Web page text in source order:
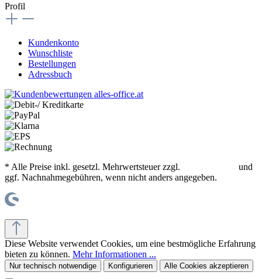
Profil
Kundenkonto
Wunschliste
Bestellungen
Adressbuch
* Alle Preise inkl. gesetzl. Mehrwertsteuer zzgl.
und
ggf. Nachnahmegebühren, wenn nicht anders angegeben.
Diese Website verwendet Cookies, um eine bestmögliche Erfahrung
bieten zu können. Mehr Informationen ...
Nur technisch notwendige Konfigurieren Alle Cookies akzeptieren